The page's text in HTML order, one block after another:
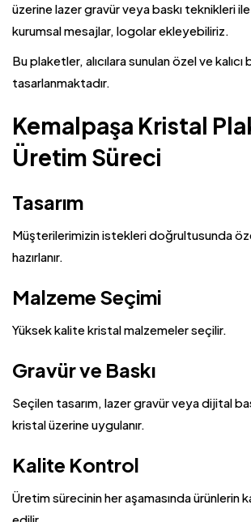
üzerine lazer gravür veya baskı teknikleri
kurumsal mesajlar, logolar ekleyebiliriz.
Bu plaketler, alıcılara sunulan özel ve kalıcı
tasarlanmaktadır.
Kemalpaşa Kristal
Üretim Süreci
Tasarım
Müşterilerimizin istekleri doğrultusunda
hazırlanır.
Malzeme Seçimi
Yüksek kalite kristal malzemeler seçilir.
Gravür ve Baskı
Seçilen tasarım, lazer gravür veya dijital
kristal üzerine uygulanır.
Kalite Kontrol
Üretim sürecinin her aşamasında ürünlerin